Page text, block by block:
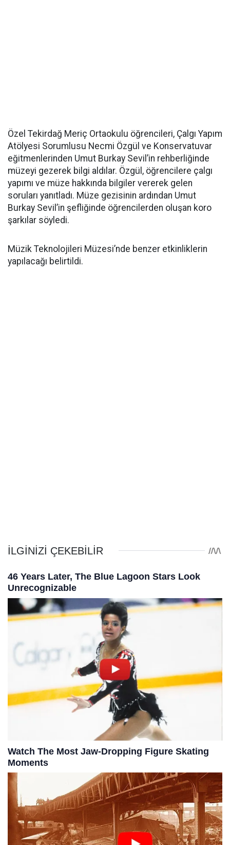
Özel Tekirdağ Meriç Ortaokulu öğrencileri, Çalgı Yapım
Atölyesi Sorumlusu Necmi Özgül ve Konservatuvar
eğitmenlerinden Umut Burkay Sevil’in rehberliğinde
müzeyi gezerek bilgi aldılar. Özgül, öğrencilere çalgı
yapımı ve müze hakkında bilgiler vererek gelen
soruları yanıtladı. Müze gezisinin ardından Umut
Burkay Sevil’in şefliğinde öğrencilerden oluşan koro
şarkılar söyledi.
Müzik Teknolojileri Müzesi’nde benzer etkinliklerin
yapılacağı belirtildi.